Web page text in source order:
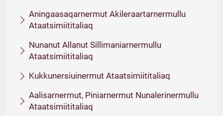
Aningaasaqarnermut Akileraartarnermullu
Ataatsimiititaliaq
Nunanut Allanut Sillimaniarnermullu
Ataatsimiititaliaq
Kukkunersiuinermut Ataatsimiititaliaq
Aalisarnermut, Piniarnermut Nunalerinermullu
Ataatsimiititaliaq